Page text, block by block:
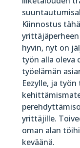
Kiinnostus
hyvin, nyt on
työn alla oleva
työelämän
Eezylle, ja
yrittäjille.
oman alan
keväänä.